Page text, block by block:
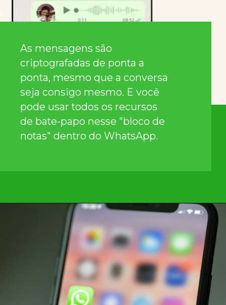
As mensagens são
criptografadas de ponta a
ponta, mesmo que a conversa
seja consigo mesmo. E você
pode usar todos os recursos
de bate-papo nesse "bloco de
notas" dentro do WhatsApp.